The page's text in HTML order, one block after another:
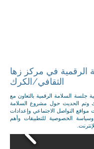
الرقمية في مركز زها
الثقافي/الكرك
جلسة السلامة الرقمية بالتعاون مع
وتم الحديث حول مشروع السلامة
مواقع التواصل الاجتماعي وإعدادات
الخصوصية للتطبيقات وأهم